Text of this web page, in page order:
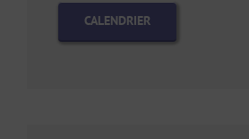
CALENDRIER